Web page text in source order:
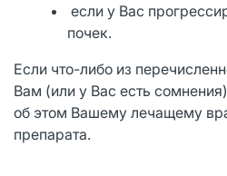
если у Вас
почек.
Если что-либо из
Вам (или у Вас есть
об этом Вашему лечащему
препарата.